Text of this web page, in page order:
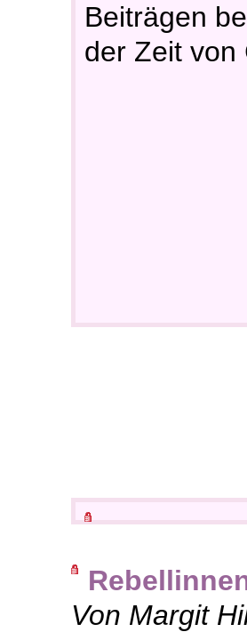
Beiträgen
der Zeit von
Von Margit